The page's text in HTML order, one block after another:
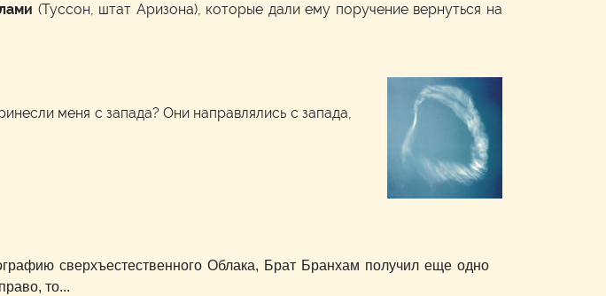
(Туссон, штат Аризона), которые дали ему поручение вернуться на
меня с запада? Они направлялись с запада,
сверхъестественного Облака, Брат Бранхам получил еще одно
то...